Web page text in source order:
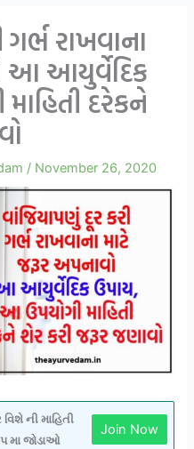
રાખવાના
આ આયુર્વેદિક
દરેકને
/ November 26, 2020
ની માહિતી
મા જોડાઓ
Join Now